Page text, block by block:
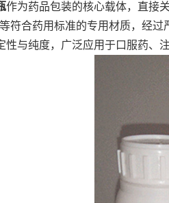
作为药品包装的核心载体，直接
符合药用标准的专用材质，经
性与纯度，广泛应用于口服药、